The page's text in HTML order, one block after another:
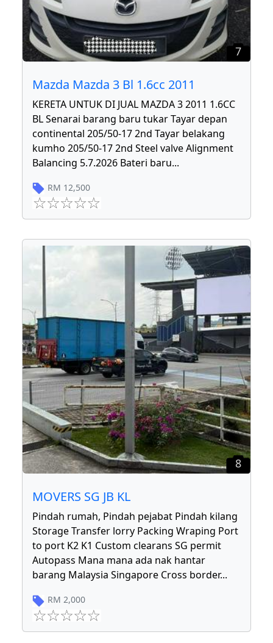
7
Mazda Mazda 3 Bl 1.6cc 2011
KERETA UNTUK DI JUAL MAZDA 3 2011 1.6CC
BL Senarai barang baru tukar Tayar depan
continental 205/50-17 2nd Tayar belakang
kumho 205/50-17 2nd Steel valve Alignment
Balancing 5.7.2026 Bateri baru...
RM 12,500
8
MOVERS SG JB KL
Pindah rumah, Pindah pejabat Pindah kilang
Storage Transfer lorry Packing Wraping Port
to port K2 K1 Custom clearans SG permit
Autopass Mana mana ada nak hantar
barang Malaysia Singapore Cross border...
RM 2,000